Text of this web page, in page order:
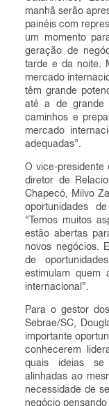
manhã serão
painéis com
um momento
geração de
tarde e da noite.
mercado
têm grande
até a de grande
caminhos e
mercado
adequadas”.
O vice-presidente
diretor de
Chapecó, Milvo
oportunidades
“Temos muitos
estão abertas
novos negócios.
de
estimulam quem
internacional”.
Para o gestor
Sebrae/SC,
importante
conhecerem
quais ideias se
alinhadas ao
necessidade de